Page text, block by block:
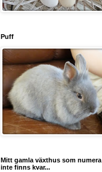
Puff
Mitt gamla växthus som numera
inte finns kvar...